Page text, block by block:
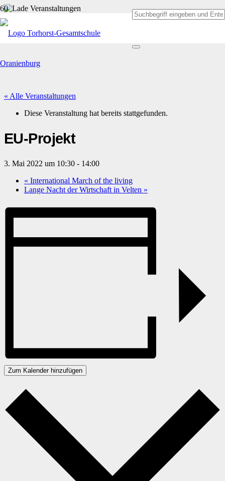
« Alle Veranstaltungen
Diese Veranstaltung hat bereits stattgefunden.
EU-Projekt
3. Mai 2022 um 10:30 - 14:00
« International March of the living
Lange Nacht der Wirtschaft in Velten »
Zum Kalender hinzufügen